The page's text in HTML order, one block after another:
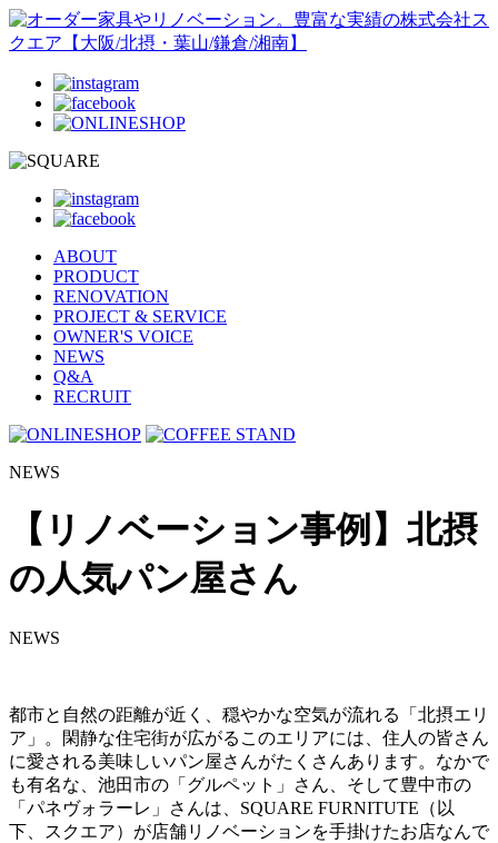
ABOUT
PRODUCT
RENOVATION
PROJECT & SERVICE
OWNER'S VOICE
NEWS
Q&A
RECRUIT
NEWS
【リノベーション事例】北摂
の人気パン屋さん
NEWS
都市と自然の距離が近く、穏やかな空気が流れる「北摂エリ
ア」。閑静な住宅街が広がるこのエリアには、住人の皆さん
に愛される美味しいパン屋さんがたくさんあります。なかで
も有名な、池田市の「グルペット」さん、そして豊中市の
「パネヴォラーレ」さんは、SQUARE FURNITUTE（以
下、スクエア）が店舗リノベーションを手掛けたお店なんで